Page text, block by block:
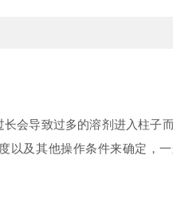
会导致过多的溶剂进入柱子
以及其他操作条件来确定，